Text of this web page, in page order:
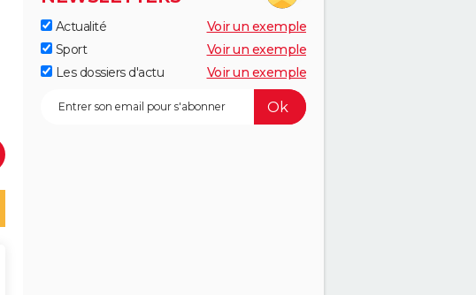
Actualité
Voir un exemple
Sport
Voir un exemple
Les dossiers d'actu
Voir un exemple